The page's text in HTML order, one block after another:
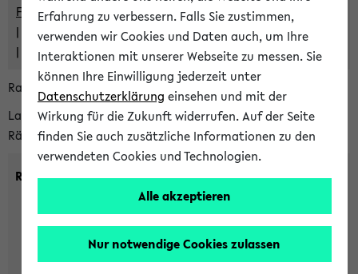
Freie Räume und Veranstaltungsüberschneidungen
Raumüberschneidungen
Hinweise der zentralen Raumvergabe
Raumanfragen:
raumvergabe@uni-bielefeld.de
Lassen Sie sich alle Räume anzeigen oder suchen Sie nach
Räumen mit bestimmten Eigenschaften:
Raumkriterien:
max. Plätze:
Erfahrung zu verbessern. Falls Sie zustimmen,
verwenden wir Cookies und Daten auch, um Ihre
Interaktionen mit unserer Webseite zu messen. Sie
können Ihre Einwilligung jederzeit unter
Datenschutzerklärung einsehen und mit der
Wirkung für die Zukunft widerrufen. Auf der Seite
finden Sie auch zusätzliche Informationen zu den
verwendeten Cookies und Technologien.
Alle akzeptieren
Nur notwendige Cookies zulassen